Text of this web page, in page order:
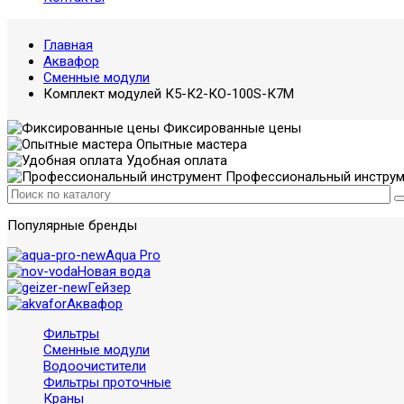
Главная
Аквафор
Сменные модули
Комплект модулей К5-К2-КО-100S-К7М
Фиксированные цены
Опытные мастера
Удобная оплата
Профессиональный
Популярные бренды
Aqua Pro
Новая вода
Гейзер
Аквафор
Фильтры
Сменные модули
Водоочистители
Фильтры проточные
Краны